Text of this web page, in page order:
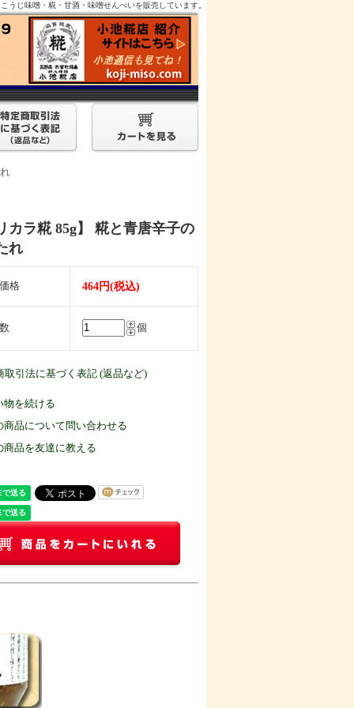
うじ味噌・糀・甘酒・味噌せんべいを販売しています。
カラ糀 85g】 糀と青唐辛子の
れ
格 464円(税込)
個
取引法に基づく表記 (返品など)
物を続ける
商品について問い合わせる
商品を友達に教える